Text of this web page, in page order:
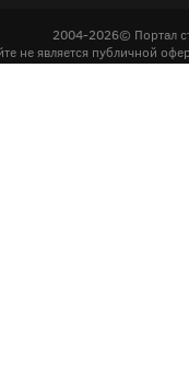
2004-2026© Портал
не является публичной